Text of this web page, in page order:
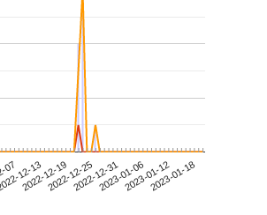
0712-13
2022-12-192022-12-252022-12-312023-01-062023-01-122023-01-18